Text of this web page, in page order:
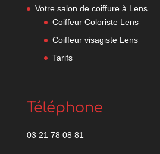
Votre salon de coiffure à Lens
Coiffeur Coloriste Lens
Coiffeur visagiste Lens
Tarifs
Téléphone
03 21 78 08 81